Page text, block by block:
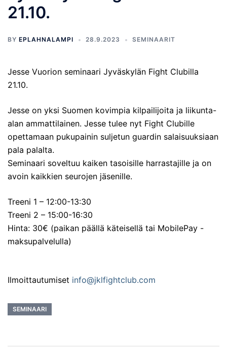
21.10.
BY EPLAHNALAMPI 28.9.2023 SEMINAARIT
Jesse Vuorion seminaari Jyväskylän Fight Clubilla
21.10.
Jesse on yksi Suomen kovimpia kilpailijoita ja liikunta-
alan ammattilainen. Jesse tulee nyt Fight Clubille
opettamaan pukupainin suljetun guardin salaisuuksiaan
pala palalta.
Seminaari soveltuu kaiken tasoisille harrastajille ja on
avoin kaikkien seurojen jäsenille.
Treeni 1 – 12:00-13:30
Treeni 2 – 15:00-16:30
Hinta: 30€ (paikan päällä käteisellä tai MobilePay -
maksupalvelulla)
Ilmoittautumiset info@jklfightclub.com
SEMINAARI